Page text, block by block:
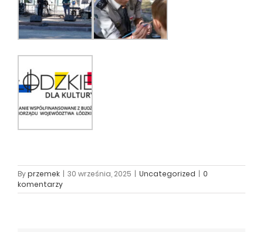
Byprzemek | 30 września, 2025 | Uncategorized | 0
komentarzy